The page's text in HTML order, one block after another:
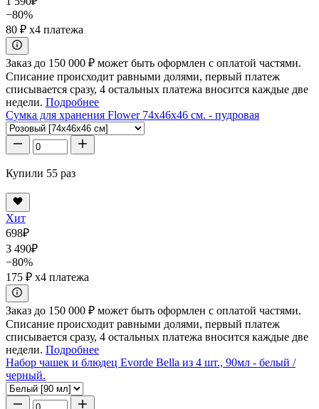
−80%
80 ₽ x4 платежа
Заказ до 150 000 ₽ может быть оформлен с оплатой частями.
Списание происходит равными долями, первый платеж
списывается сразу, 4 остальных платежа вносится каждые две
недели. Подробнее
Сумка для хранения Flower 74x46x46 см. - пудровая
Купили 55 раз
Хит
698₽
3 490₽
−80%
175 ₽ x4 платежа
Заказ до 150 000 ₽ может быть оформлен с оплатой частями.
Списание происходит равными долями, первый платеж
списывается сразу, 4 остальных платежа вносится каждые две
недели. Подробнее
Набор чашек и блюдец Evorde Bella из 4 шт., 90мл - белый /
черный.